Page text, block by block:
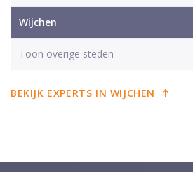
Wijchen
Toon overige steden
BEKIJK EXPERTS IN WIJCHEN